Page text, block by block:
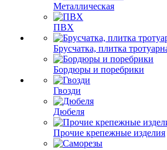
Металлическая
ПВХ
Брусчатка, плитка
Бордюры и поребрики
Гвозди
Дюбеля
Прочие крепежные изделия